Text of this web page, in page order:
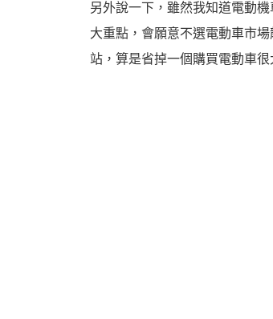
另外說一下，雖然我知道電動
大重點，會願意不選電動車市
站，算是省掉一個購買電動車